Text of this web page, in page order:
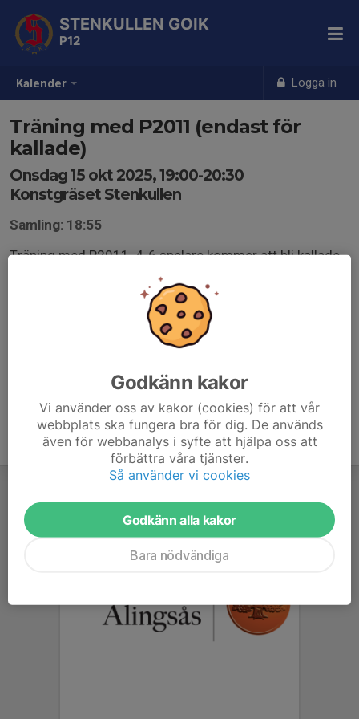
Kalender Logga in
STENKULLEN GOIK
P12
Träning med P2011 (endast för
kallade)
Onsdag 15 okt 2025, 19:00-20:30
Konstgräset Stenkullen
Samling: 18:55
Träning med P2011. 4-6 spelare kommer att bli kallade
till denna träning. Vi ledare beslutar vilka som vi anser
klara av att träna med P2011.
Godkänn kakor
Vi använder oss av kakor (cookies) för att vår
webbplats ska fungera bra för dig. De används
även för webbanalys i syfte att hjälpa oss att
förbättra våra tjänster.
Så använder vi cookies
Godkänn alla kakor
Bara nödvändiga